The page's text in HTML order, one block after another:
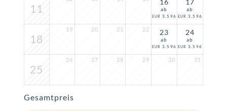
11 16
ab
EUR 3.596
17
ab
EUR 3.596
18
19 20 21 22 23
ab
EUR 3.596
24
ab
EUR 3.596
25
26 27 28 29 30 31
Gesamtpreis